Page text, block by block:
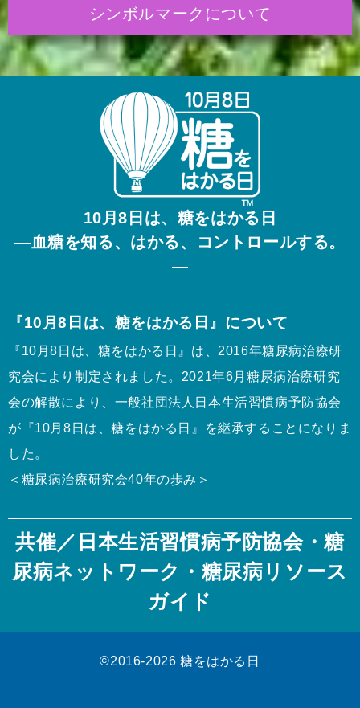
シンボルマークについて
10月8日は、糖をはかる日
—血糖を知る、はかる、コントロールする。
—
『10月8日は、糖をはかる日』について
『10月8日は、糖をはかる日』は、2016年糖尿病治療研
究会により制定されました。2021年6月糖尿病治療研究
会の解散により、一般社団法人日本生活習慣病予防協会
が『10月8日は、糖をはかる日』を継承することになりま
した。
＜糖尿病治療研究会40年の歩み＞
共催／ 日本生活習慣病予防協会・糖
尿病ネットワーク ・ 糖尿病リソース
ガイド
©2016-2026 糖をはかる日